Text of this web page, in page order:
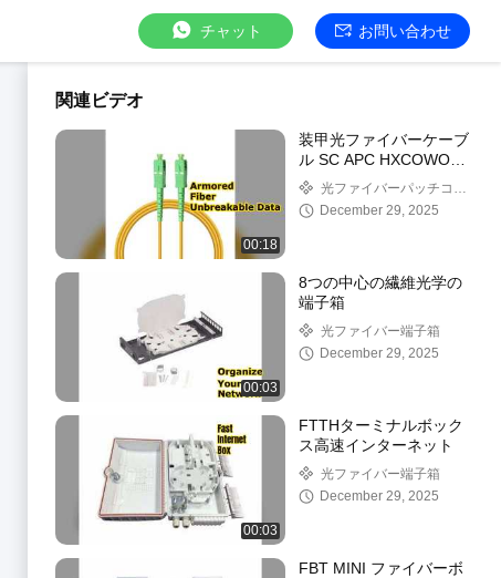
チャット お問い合わせ
関連ビデオ
00:18
装甲光ファイバーケーブ
ル SC APC HXCOWO
データ伝送
光ファイバーパッチコー
ド
December 29, 2025
00:03
8つの中心の繊維光学の
端子箱
光ファイバー端子箱
December 29, 2025
00:03
FTTHターミナルボック
ス高速インターネット
光ファイバー端子箱
December 29, 2025
FBT MINI ファイバーボ